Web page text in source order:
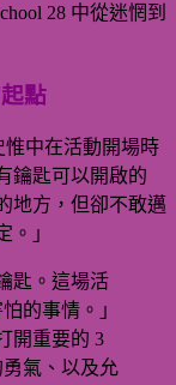
28 中從迷惘到
點
惟中在活動開場時
鑰匙可以開啟的
地方，但卻不敢邁
。」
匙。這場活
的事情。」
開重要的 3
氣、以及允